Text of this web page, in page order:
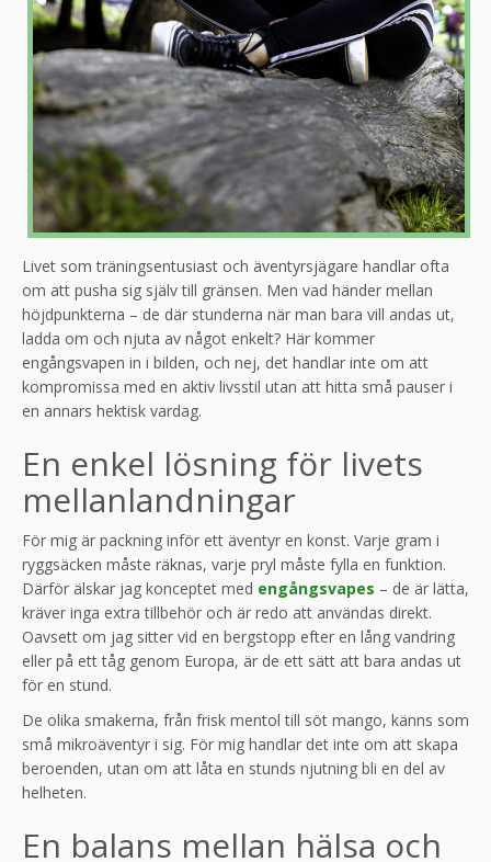
Livet som träningsentusiast och äventyrsjägare handlar ofta
om att pusha sig själv till gränsen. Men vad händer mellan
höjdpunkterna – de där stunderna när man bara vill andas ut,
ladda om och njuta av något enkelt? Här kommer
engångsvapen in i bilden, och nej, det handlar inte om att
kompromissa med en aktiv livsstil utan att hitta små pauser i
en annars hektisk vardag.
En enkel lösning för livets
mellanlandningar
För mig är packning inför ett äventyr en konst. Varje gram i
ryggsäcken måste räknas, varje pryl måste fylla en funktion.
Därför älskar jag konceptet med engångsvapes – de är lätta,
kräver inga extra tillbehör och är redo att användas direkt.
Oavsett om jag sitter vid en bergstopp efter en lång vandring
eller på ett tåg genom Europa, är de ett sätt att bara andas ut
för en stund.
De olika smakerna, från frisk mentol till söt mango, känns som
små mikroäventyr i sig. För mig handlar det inte om att skapa
beroenden, utan om att låta en stunds njutning bli en del av
helheten.
En balans mellan hälsa och